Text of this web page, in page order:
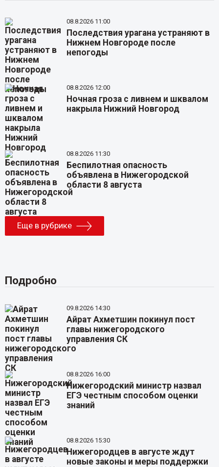
08.8.2026 11:00
Последствия урагана устраняют в
Нижнем Новгороде после
непогоды
08.8.2026 12:00
Ночная гроза с ливнем и шквалом
накрыла Нижний Новгород
08.8.2026 11:30
Беспилотная опасность
объявлена в Нижегородской
области 8 августа
Еще в рубрике
Подробно
09.8.2026 14:30
Айрат Ахметшин покинул пост
главы нижегородского
управления СК
08.8.2026 16:00
Нижегородский министр назвал
ЕГЭ честным способом оценки
знаний
08.8.2026 15:30
Нижегородцев в августе ждут
новые законы и меры поддержки